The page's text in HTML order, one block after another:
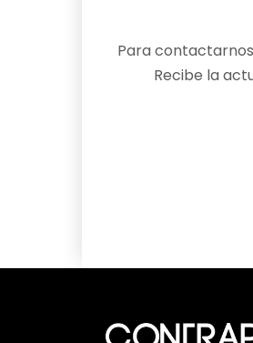
Para
Recibe la